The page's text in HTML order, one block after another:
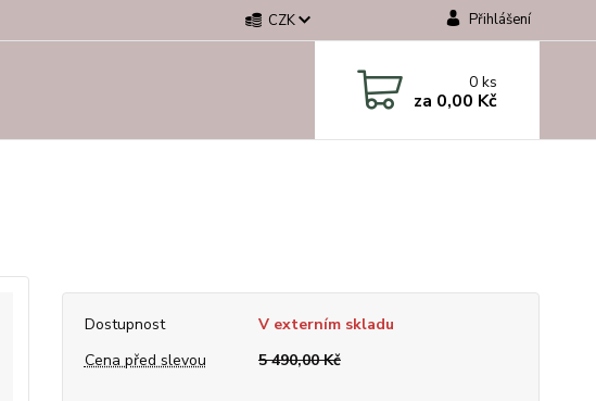
CZK Přihlášení
0ks
za 0,00 Kč
Dostupnost
V externím skladu
Cena před slevou
5 490,00 Kč